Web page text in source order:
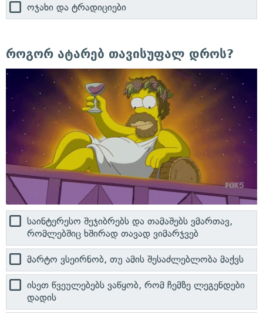
ოჯახი და ტრადიციები
როგორ ატარებ თავისუფალ დროს?
საინტერესო შეჯიბრებს და თამაშებს ვმართავ,
რომლებშიც ხშირად თავად ვიმარჯვებ
მარტო ვსეირნობ, თუ ამის შესაძლებლობა მაქვს
ისეთ წვეულებებს ვაწყობ, რომ ჩემზე ლეგენდები
დადის